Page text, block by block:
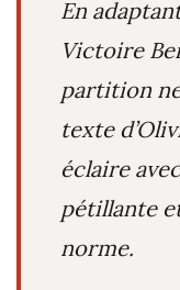
En
Victoire
partition
texte
éclaire
pétillante
norme.